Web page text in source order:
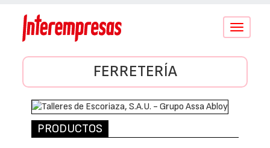
Conmutar
FERRETERÍA
PRODUCTOS